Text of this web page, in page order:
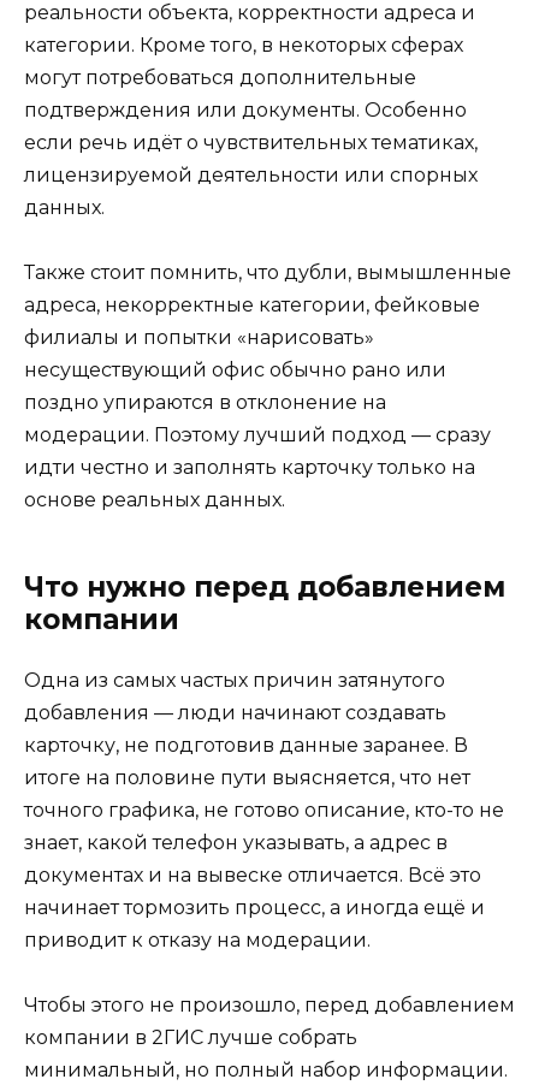
реальности объекта, корректности адреса и
категории. Кроме того, в некоторых сферах
могут потребоваться дополнительные
подтверждения или документы. Особенно
если речь идёт о чувствительных тематиках,
лицензируемой деятельности или спорных
данных.
Также стоит помнить, что дубли, вымышленные
адреса, некорректные категории, фейковые
филиалы и попытки «нарисовать»
несуществующий офис обычно рано или
поздно упираются в отклонение на
модерации. Поэтому лучший подход — сразу
идти честно и заполнять карточку только на
основе реальных данных.
Что нужно перед добавлением
компании
Одна из самых частых причин затянутого
добавления — люди начинают создавать
карточку, не подготовив данные заранее. В
итоге на половине пути выясняется, что нет
точного графика, не готово описание, кто-то не
знает, какой телефон указывать, а адрес в
документах и на вывеске отличается. Всё это
начинает тормозить процесс, а иногда ещё и
приводит к отказу на модерации.
Чтобы этого не произошло, перед добавлением
компании в 2ГИС лучше собрать
минимальный, но полный набор информации.